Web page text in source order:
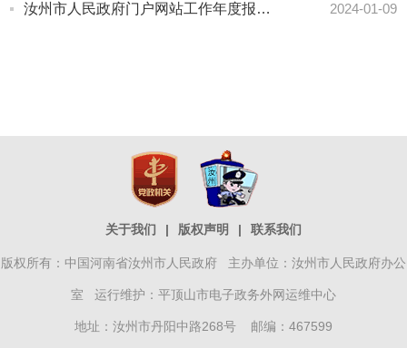
汝州市人民政府门户网站工作年度报表（2023年度） 2024-01-09
关于我们 | 版权声明 | 联系我们
版权所有：中国河南省汝州市人民政府 主办单位：汝州市人民政府办公
室 运行维护：平顶山市电子政务外网运维中心
地址：汝州市丹阳中路268号 邮编：467599